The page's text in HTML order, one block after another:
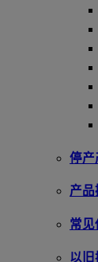
停产
产品
常见
以旧